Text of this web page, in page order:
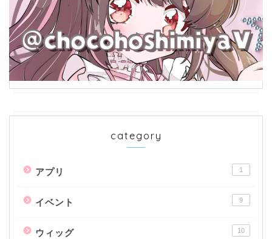
category
アプリ 1
イベント 9
ウィッグ 10